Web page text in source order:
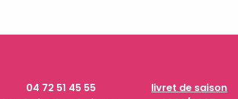
04 72 51 45 55
livret de saison